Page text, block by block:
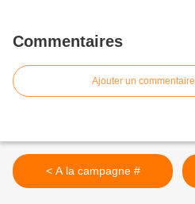
Commentaires
Ajouter un commentaire
< A la campagne #